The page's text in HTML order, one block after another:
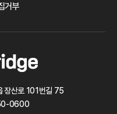
거부
장산로 101번길 75
0600